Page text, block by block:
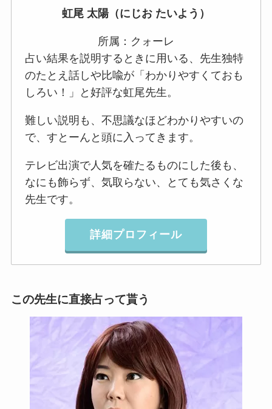
虹尾 太陽（にじお たいよう）
所属：クォーレ
占い結果を説明するときに用いる、先生独特
のたとえ話しや比喩が「わかりやすくておも
しろい！」と好評な虹尾先生。
難しい説明も、不思議なほどわかりやすいの
で、すとーんと頭に入ってきます。
テレビ出演で人気を確たるものにした後も、
なにも飾らず、気取らない、とても気さくな
先生です。
詳細プロフィール
この先生に直接占って貰う